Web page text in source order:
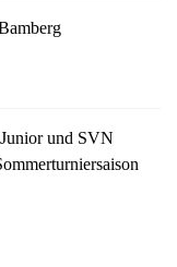
und SVN